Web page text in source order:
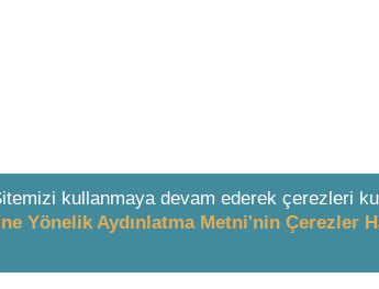
kullanmaya devam ederek çerezleri
Yönelik Aydınlatma Metni'nin Çerezler